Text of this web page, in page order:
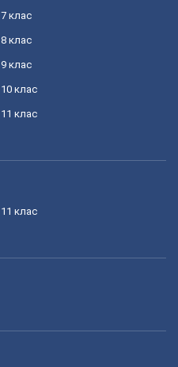
7 клас
8 клас
9 клас
10 клас
11 клас
11 клас